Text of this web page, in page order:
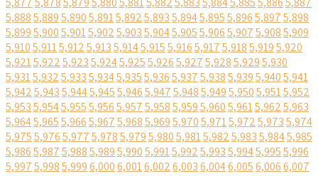
5,8885,8895,8905,8915,8925,8935,8945,8955,8965,8975,898
5,8995,9005,9015,9025,9035,9045,9055,9065,9075,9085,909
5,9105,9115,9125,9135,9145,9155,9165,9175,9185,9195,920
5,9215,9225,9235,9245,9255,9265,9275,9285,9295,930
5,9315,9325,9335,9345,9355,9365,9375,9385,9395,9405,941
5,9425,9435,9445,9455,9465,9475,9485,9495,9505,9515,952
5,9535,9545,9555,9565,9575,9585,9595,9605,9615,9625,963
5,9645,9655,9665,9675,9685,9695,9705,9715,9725,9735,974
5,9755,9765,9775,9785,9795,9805,9815,9825,9835,9845,985
5,9865,9875,9885,9895,9905,9915,9925,9935,9945,9955,996
5,9975,9985,9996,0006,0016,0026,0036,0046,0056,0066,007